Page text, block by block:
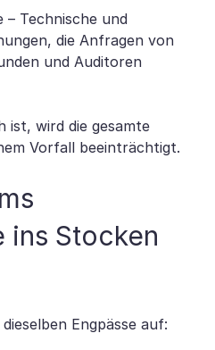
– Technische und
die Anfragen von
und Auditoren
ist, wird die gesamte
Vorfall beeinträchtigt.
ins Stocken
Engpässe auf: